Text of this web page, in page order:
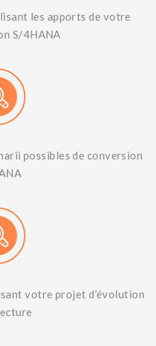
les apports de votre
S/4HANA
possibles de conversion
votre projet d’évolution